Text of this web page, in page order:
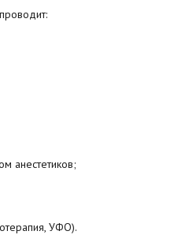
проводит:
анестетиков;
УФО).